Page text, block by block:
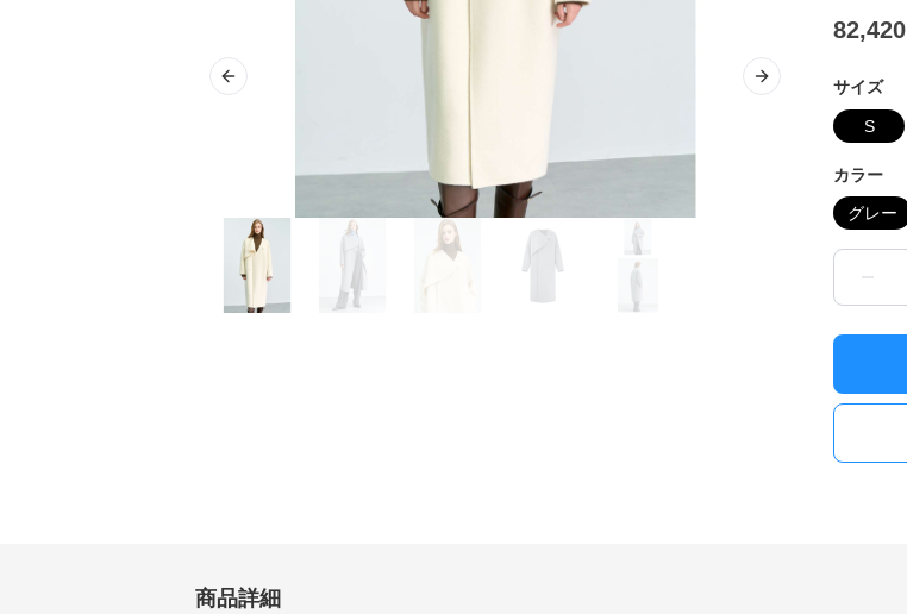
Previous slide Next slide
82,420
サイズ
S
カラー
グレー
商品詳細